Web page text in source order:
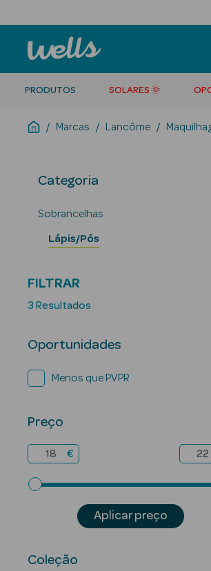
PRODUTOS SOLARES 🌞
Marcas Lancôme
Categoria
Sobrancelhas
Lápis/Pós
FILTRAR
3 Resultados
Oportunidades
Menos que PVPR
Preço
€
Aplicar preço
Coleção